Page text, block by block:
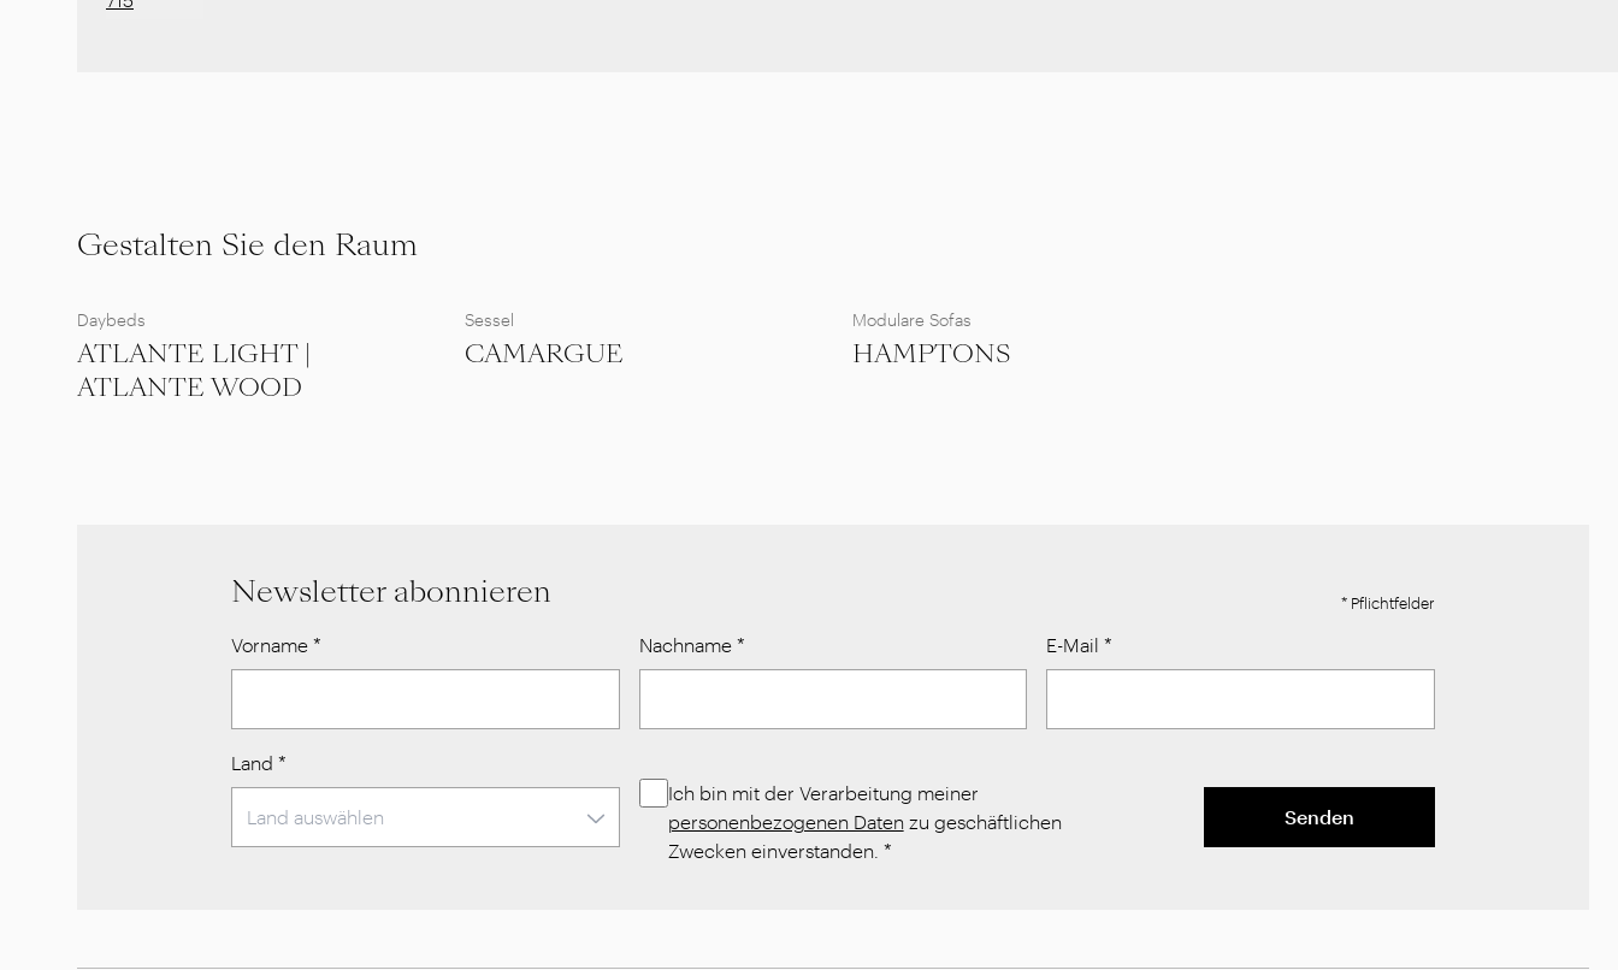
Gestalten Sie den Raum
Daybeds
ATLANTE LIGHT |
ATLANTE WOOD
Sessel
CAMARGUE
Modulare Sofas
HAMPTONS
Newsletter abonnieren * Pflichtfelder
Vorname * Nachname* E-Mail *
Land *
Ich bin mit der Verarbeitung meiner
personenbezogenen Daten zu geschäftlichen
Zwecken einverstanden. *
Senden